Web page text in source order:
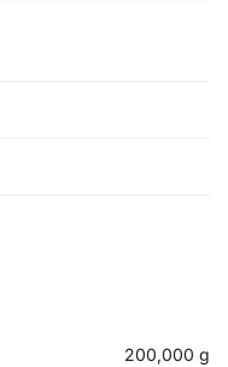
200,000 g